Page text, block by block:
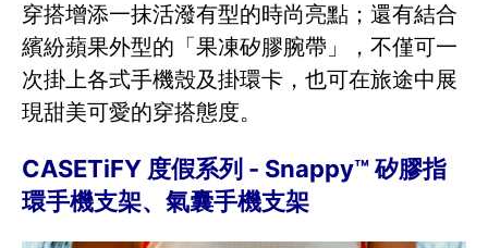
穿搭增添一抹活潑有型的時尚亮點；還有結合
繽紛蘋果外型的「果凍矽膠腕帶」，不僅可一
次掛上各式手機殼及掛環卡，也可在旅途中展
現甜美可愛的穿搭態度。
CASETiFY 度假系列 - Snappy™ 矽膠指
環手機支架、氣囊手機支架